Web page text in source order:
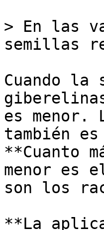
> En las
semillas
Cuando
es menor.
también
**Cuanto
menor es
son los
**La